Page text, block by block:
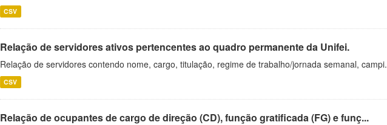
CSV
Relação de servidores ativos pertencentes ao quadro permanente da Unifei.
Relação de servidores contendo nome, cargo, titulação, regime de trabalho/jornada semanal, campi.
CSV
Relação de ocupantes de cargo de direção (CD), função gratificada (FG) e funç...